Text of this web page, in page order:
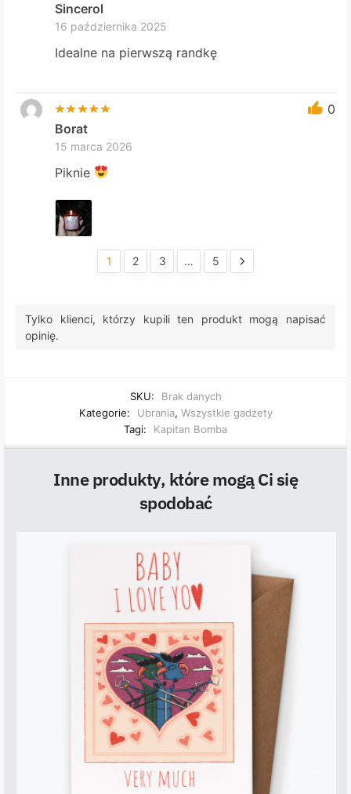
Sincerol
16 października 2025
Idealne na pierwszą randkę
0
Borat
15 marca 2026
Piknie
1 2 3 … 5
Tylko klienci, którzy kupili ten produkt mogą napisać
opinię.
SKU:
Brak danych
Kategorie:
Ubrania, Wszystkie gadżety
Tagi:
Kapitan Bomba
Inne produkty, które mogą Ci się
spodobać